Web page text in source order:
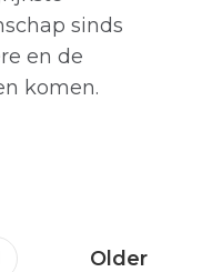
sinds
en de
komen.
Older